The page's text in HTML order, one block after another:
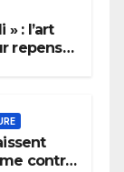
: l’art
repenser
contre